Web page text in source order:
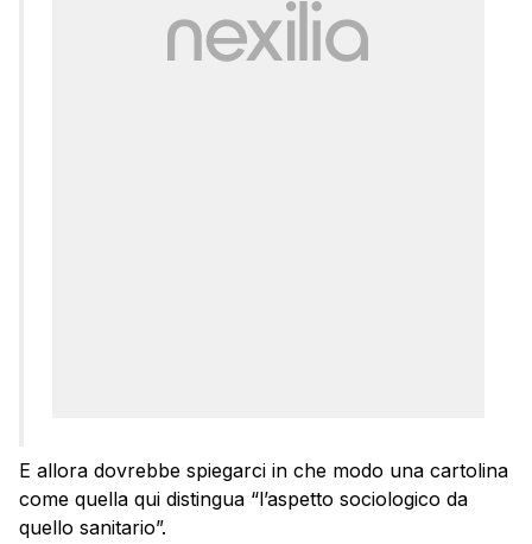
E allora dovrebbe spiegarci in che modo una cartolina
come quella qui distingua “l’aspetto sociologico da
quello sanitario”.